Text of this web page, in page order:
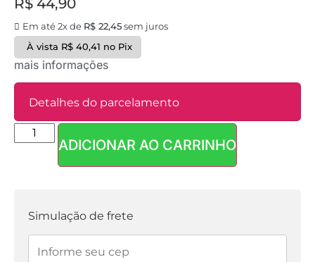
R$ 44,90
Em até 2x de R$ 22,45 sem juros
À vista R$40,41 no Pix
mais informações
Detalhes do parcelamento
Parcelas:ADICIONAR AO CARRINHO
Simulação de frete